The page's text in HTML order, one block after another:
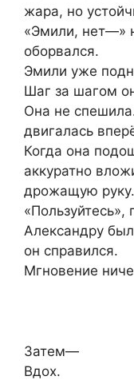
жара, но
«Эмили, нет—»
оборвался.
Эмили уже
Шаг за шагом
Она не
двигалась
Когда она
аккуратно
дрожащую руку.
Александру
он справился.
Мгновение
Затем—
Вдох.